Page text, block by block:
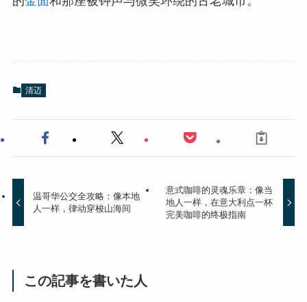
清迈
温哥华公交全攻略：像本地
人一样，律动穿梭山海间
意式咖啡的灵魂乐章：像当
地人一样，在意大利点一杯
完美咖啡的终极指南
この記事を書いた人